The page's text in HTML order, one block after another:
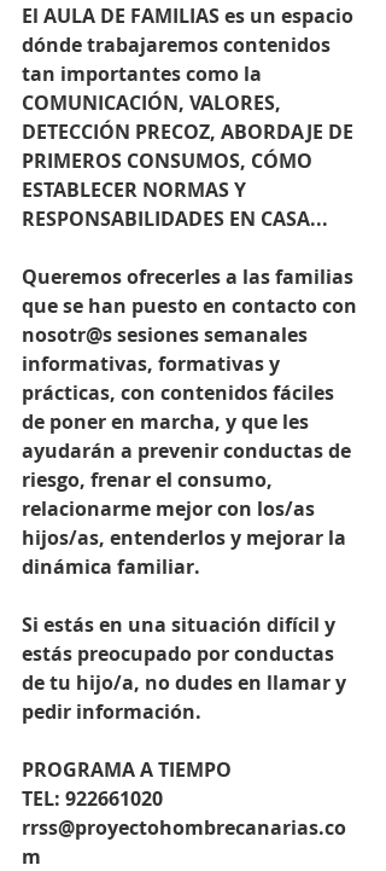
El AULA DE FAMILIAS es un espacio
dónde trabajaremos contenidos
tan importantes como la
COMUNICACIÓN, VALORES,
DETECCIÓN PRECOZ, ABORDAJE DE
PRIMEROS CONSUMOS, CÓMO
ESTABLECER NORMAS Y
RESPONSABILIDADES EN CASA...
Queremos ofrecerles a las familias
que se han puesto en contacto con
nosotr@s sesiones semanales
informativas, formativas y
prácticas, con contenidos fáciles
de poner en marcha, y que les
ayudarán a prevenir conductas de
riesgo, frenar el consumo,
relacionarme mejor con los/as
hijos/as, entenderlos y mejorar la
dinámica familiar.
Si estás en una situación difícil y
estás preocupado por conductas
de tu hijo/a, no dudes en llamar y
pedir información.
PROGRAMA A TIEMPO
TEL: 922661020
rrss@proyectohombrecanarias.co
m